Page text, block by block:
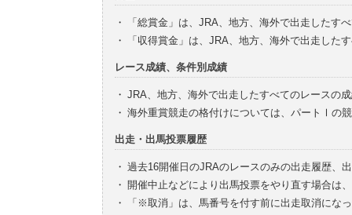
・
「総賞金」は、JRA、地方、海外で出走したす
・
「収得賞金」は、JRA、地方、海外で出走した
レース成績、条件別成績
・ JRA、地方、海外で出走したすべてのレースの
・ 海外重賞競走の格付けについては、パートⅠの
出走・出馬投票履歴
・ 過去16開催日のJRAのレースのみの出走履歴、
・ 開催中止などにより出馬投票をやり直す場合は
・
「※取消」は、馬番号を付す前に出走取消にな